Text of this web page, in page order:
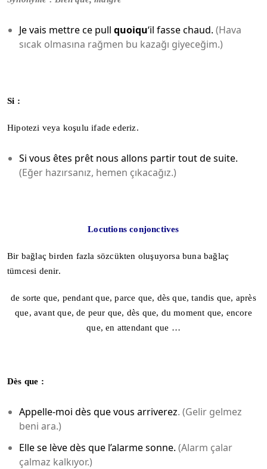
Je vais mettre ce pull quoiqu‘il fasse chaud. (Hava
sıcak olmasına rağmen bu kazağı giyeceğim.)
Si :
Hipotezi veya koşulu ifade ederiz.
Si vous êtes prêt nous allons partir tout de suite.
(Eğer hazırsanız, hemen çıkacağız.)
Locutions conjonctives
Bir bağlaç birden fazla sözcükten oluşuyorsa buna bağlaç
tümcesi denir.
de sorte que, pendant que, parce que, dès que, tandis que, après
que, avant que, de peur que, dès que, du moment que, encore
que, en attendant que …
Dès que :
Appelle-moi dès que vous arriverez. (Gelir gelmez
beni ara.)
Elle se lève dès que l’alarme sonne. (Alarm çalar
çalmaz kalkıyor.)